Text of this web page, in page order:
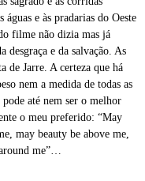
e às pradarias do Oeste
filme não dizia mas já
desgraça e da salvação. As
de Jarre. A certeza que há
nem a medida de todas as
pode até nem ser o melhor
o meu preferido: “May
may beauty be above me,
me”…